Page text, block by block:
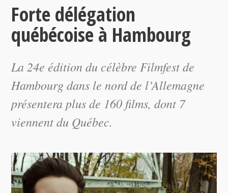
Forte délégation
québécoise à Hambourg
La 24e édition du célèbre Filmfest de
Hambourg dans le nord de l’Allemagne
présentera plus de 160 films, dont 7
viennent du Québec.